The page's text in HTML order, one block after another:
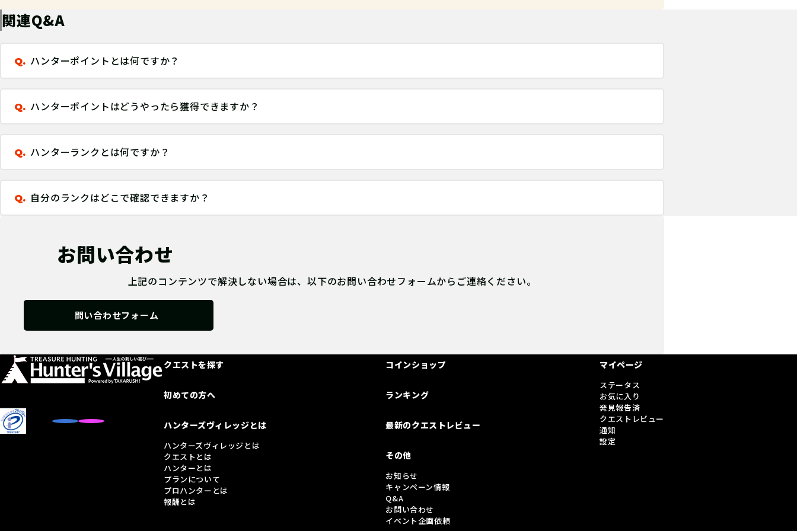
関連Q&A
Q. ハンターポイントとは何ですか？
Q. ハンターポイントはどうやったら獲得できますか？
Q. ハンターランクとは何ですか？
Q. 自分のランクはどこで確認できますか？
お問い合わせ
上記のコンテンツで解決しない場合は、以下のお問い合わせフォームからご連絡ください。
問い合わせフォーム
クエストを探す
初めての方へ
ハンターズヴィレッジとは
ハンターズヴィレッジとは
クエストとは
ハンターとは
プランについて
プロハンターとは
報酬とは
コインショップ
ランキング
最新のクエストレビュー
その他
お知らせ
キャンペーン情報
Q&A
お問い合わせ
イベント企画依頼
マイページ
ステータス
お気に入り
発見報告済
クエストレビュー
通知
設定